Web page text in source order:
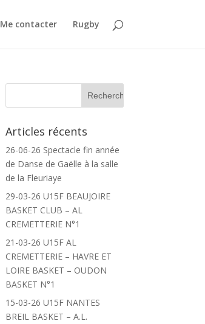
Me contacter Rugby
Articles récents
26-06-26 Spectacle fin année
de Danse de Gaëlle à la salle
de la Fleuriaye
29-03-26 U15F BEAUJOIRE
BASKET CLUB – AL
CREMETTERIE N°1
21-03-26 U15F AL
CREMETTERIE – HAVRE ET
LOIRE BASKET – OUDON
BASKET N°1
15-03-26 U15F NANTES
BREIL BASKET – A.L.